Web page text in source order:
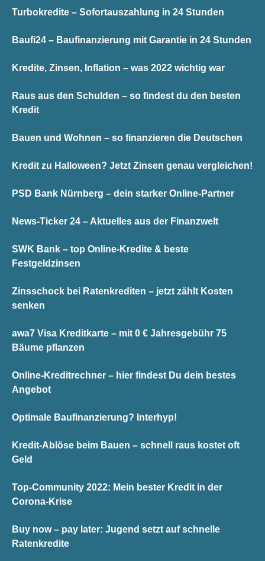
Turbokredite – Sofortauszahlung in 24 Stunden
Baufi24 – Baufinanzierung mit Garantie in 24 Stunden
Kredite, Zinsen, Inflation – was 2022 wichtig war
Raus aus den Schulden – so findest du den besten
Kredit
Bauen und Wohnen – so finanzieren die Deutschen
Kredit zu Halloween? Jetzt Zinsen genau vergleichen!
PSD Bank Nürnberg – dein starker Online-Partner
News-Ticker 24 – Aktuelles aus der Finanzwelt
SWK Bank – top Online-Kredite & beste
Festgeldzinsen
Zinsschock bei Ratenkrediten – jetzt zählt Kosten
senken
awa7 Visa Kreditkarte – mit 0 € Jahresgebühr 75
Bäume pflanzen
Online-Kreditrechner – hier findest Du dein bestes
Angebot
Optimale Baufinanzierung? Interhyp!
Kredit-Ablöse beim Bauen – schnell raus kostet oft
Geld
Top-Community 2022: Mein bester Kredit in der
Corona-Krise
Buy now – pay later: Jugend setzt auf schnelle
Ratenkredite